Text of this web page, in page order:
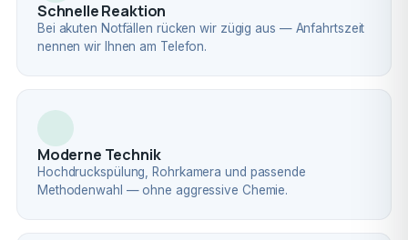
Schnelle Reaktion
Bei akuten Notfällen rücken wir zügig aus — Anfahrtszeit
nennen wir Ihnen am Telefon.
Moderne Technik
Hochdruckspülung, Rohrkamera und passende
Methodenwahl — ohne aggressive Chemie.